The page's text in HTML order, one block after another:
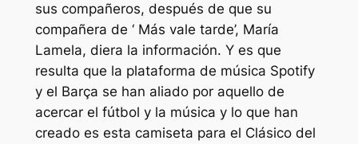
sus compañeros, después de que su
compañera de ‘ Más vale tarde’, María
Lamela, diera la información. Y es que
resulta que la plataforma de música Spotify
y el Barça se han aliado por aquello de
acercar el fútbol y la música y lo que han
creado es esta camiseta para el Clásico del